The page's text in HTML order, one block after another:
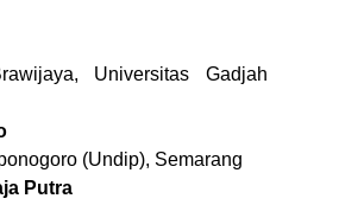
Universitas Gadjah
(Undip), Semarang
Putra